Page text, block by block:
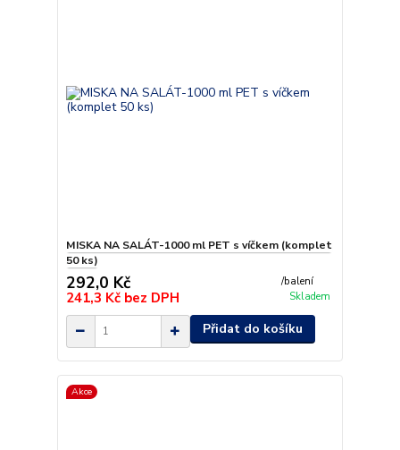
MISKA NA SALÁT-1000 ml PET s víčkem (komplet
50 ks)
292,0 Kč /balení
241,3 Kč bez DPH Skladem
Přidat do košíku
Akce